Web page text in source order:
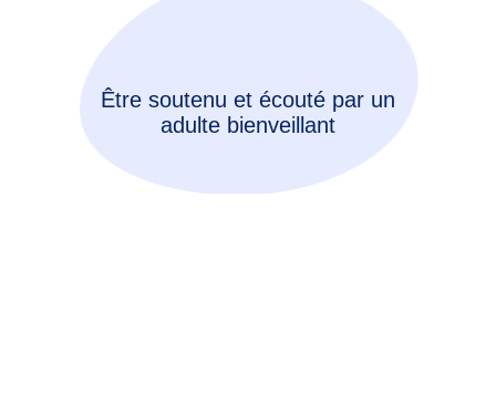
Être soutenu et écouté par un
adulte bienveillant